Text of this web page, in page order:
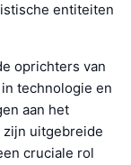
entiteiten
oprichters van
technologie en
aan het
zijn uitgebreide
cruciale rol